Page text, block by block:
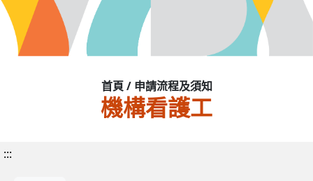
首頁 / 申請流程及須知
機構看護工
:::